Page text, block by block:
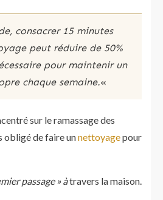
consacrer 15 minutes
peut réduire de 50%
pour maintenir un
chaque semaine.«
sur le ramassage des
obligé de faire unnettoyagepour
passage » àtravers la maison.